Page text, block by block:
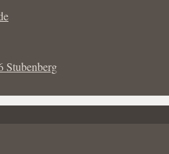
Stubenberg